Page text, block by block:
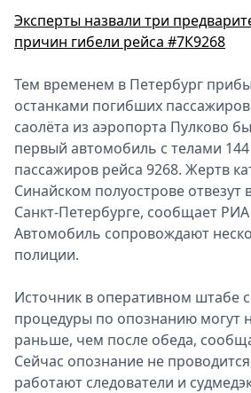
Эксперты назвали три
причин гибели рейса #7К9268
Тем временем в Петербург
останками погибших
саолёта из аэропорта Пулково
первый автомобиль с телами
пассажиров рейса 9268. Жертв
Синайском полуострове отвезут
Санкт-Петербурге, сообщает
Автомобиль сопровождают
полиции.
Источник в оперативном штабе
процедуры по опознанию могут
раньше, чем после обеда,
Сейчас опознание не
работают следователи и